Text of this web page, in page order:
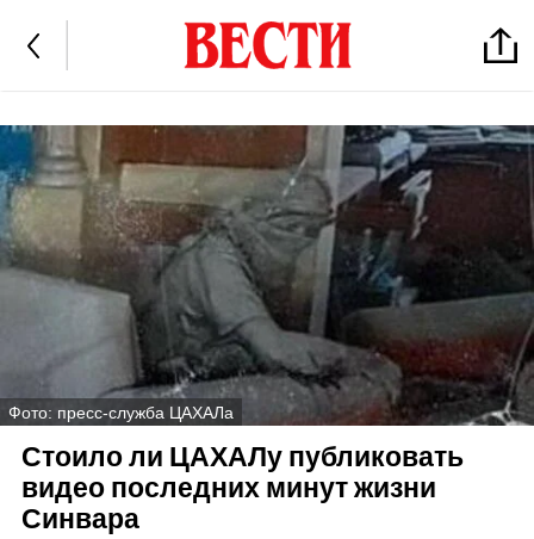
Фото: пресс-служба ЦАХАЛа
Стоило ли ЦАХАЛу публиковать
видео последних минут жизни
Синвара